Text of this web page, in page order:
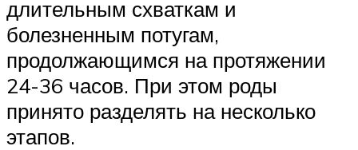
длительным схваткам и
болезненным потугам,
продолжающимся на протяжении
24-36 часов. При этом роды
принято разделять на несколько
этапов.